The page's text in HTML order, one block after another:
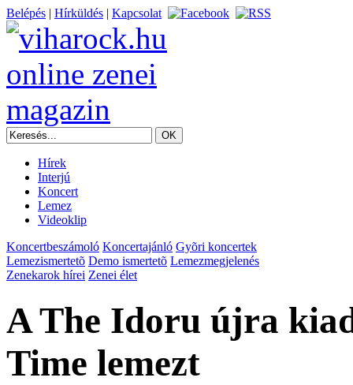
Belépés | Hírküldés | Kapcsolat
Hírek
Interjú
Koncert
Lemez
Videoklip
Koncertbeszámoló Koncertajánló Gyõri koncertek
Lemezismertetõ Demo ismertetõ Lemezmegjelenés
Zenekarok hírei Zenei élet
A The Idoru újra
Time lemezt